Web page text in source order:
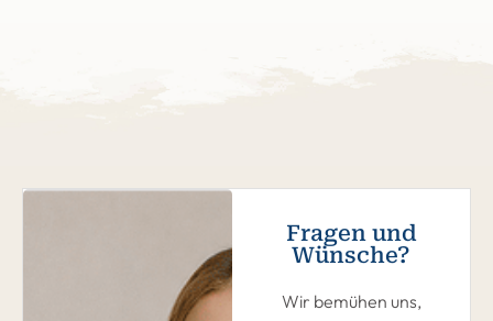
Fragen und
Wünsche?
Wir bemühen uns,